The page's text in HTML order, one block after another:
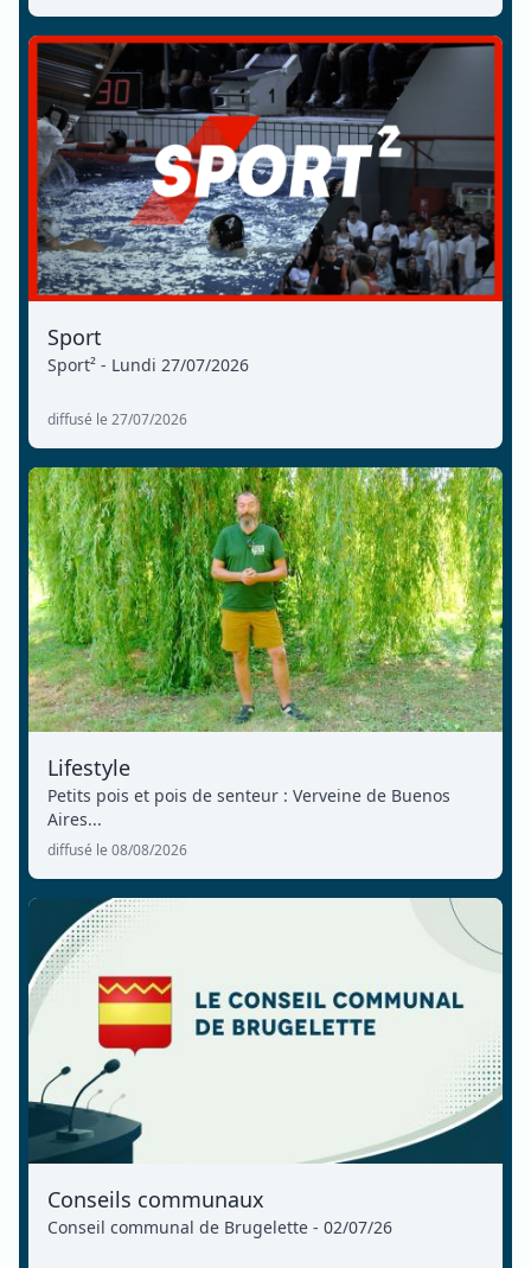
Sport
Sport² - Lundi 27/07/2026
diffusé le 27/07/2026
Lifestyle
Petits pois et pois de senteur : Verveine de Buenos
Aires...
diffusé le 08/08/2026
Conseils communaux
Conseil communal de Brugelette - 02/07/26